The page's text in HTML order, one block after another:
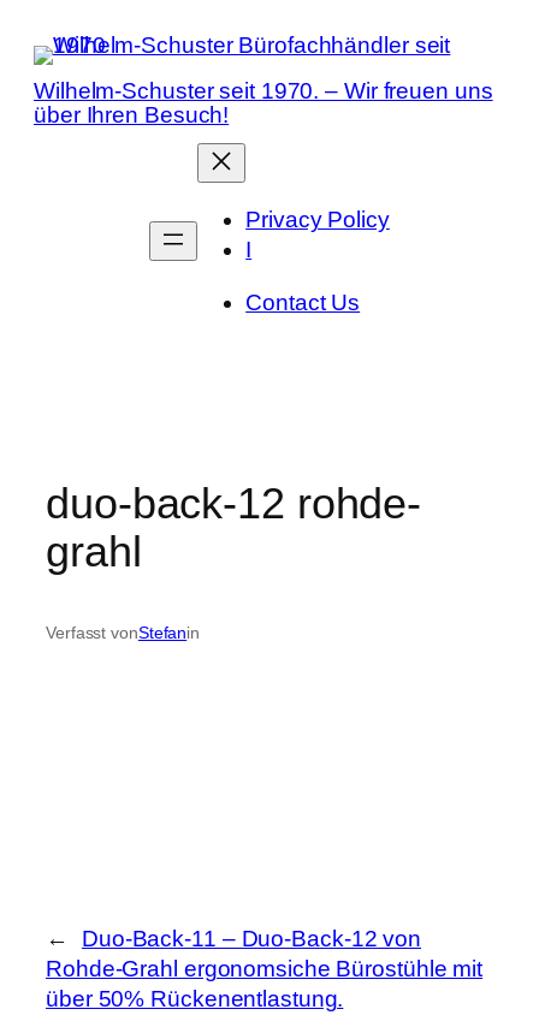
Inhalt
springen
Wilhelm-Schuster seit 1970. – Wir freuen uns
über Ihren Besuch!
Privacy Policy
I
Contact Us
duo-back-12 rohde-
grahl
Verfasst vonStefanin
←
Duo-Back-11 – Duo-Back-12 von
Rohde-Grahl ergonomsiche Bürostühle mit
über 50% Rückenentlastung.